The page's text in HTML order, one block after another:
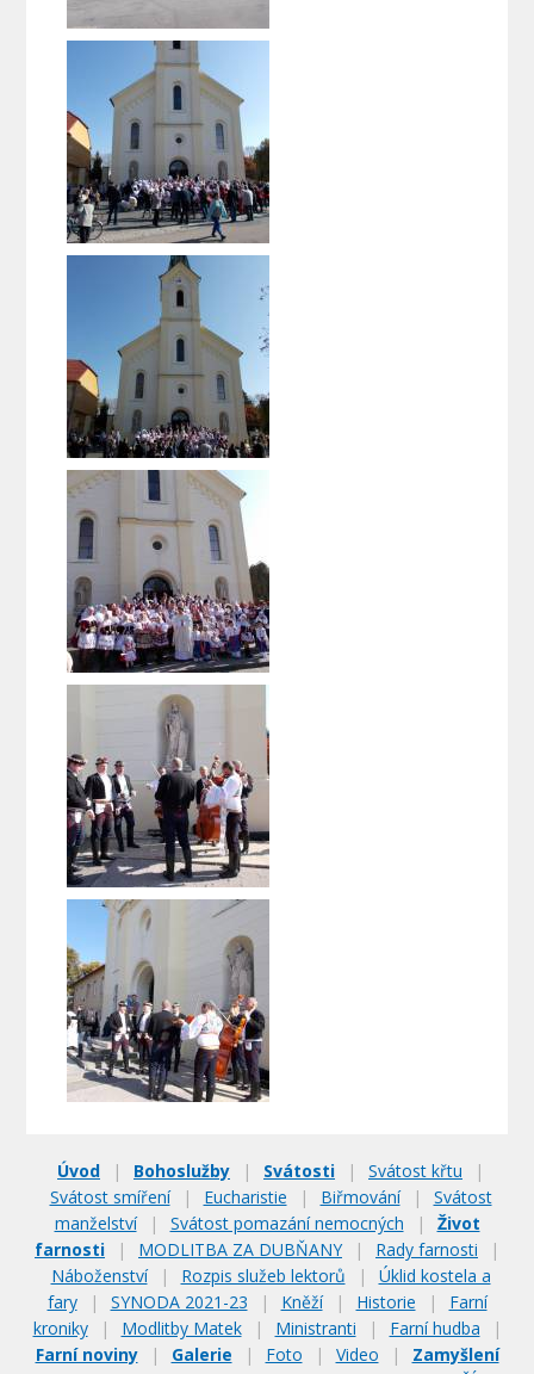
Úvod | Bohoslužby | Svátosti | Svátost křtu
|
Svátost smíření
| Eucharistie | Biřmování |
Svátost
manželství
| Svátost pomazání nemocných |
Život
farnosti
| MODLITBA ZA DUBŇANY | Rady farnosti
|
Náboženství
| Rozpis služeb lektorů |
Úklid kostela a
fary
| SYNODA 2021-23 | Kněží | Historie |
Farní
kroniky
| Modlitby Matek | Ministranti | Farní hudba
|
Farní noviny
| Galerie | Foto | Video |
Zamyšlení